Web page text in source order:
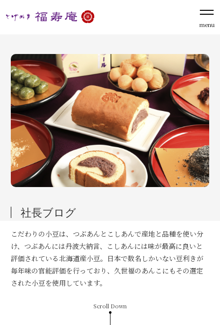
menu
社長ブログ
こだわりの小豆は、つぶあんとこしあんで産地と品種を使い分
け、つぶあんには丹波大納言、こしあんには味が最高に良いと
評価されている北海道産小豆。日本で数名しかいない豆利きが
毎年味の官能評価を行っており、久世福のあんこにもその選定
された小豆を使用しています。
Scroll Down